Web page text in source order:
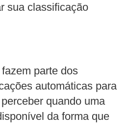
sua classificação
parte dos
automáticas para
quando uma
da forma que